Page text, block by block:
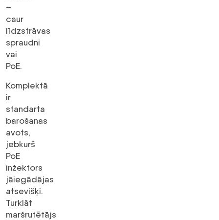
–
caur
līdzstrāvas
spraudni
vai
PoE.
Komplektā
ir
standarta
barošanas
avots,
jebkurš
PoE
inžektors
jāiegādājas
atsevišķi.
Turklāt
maršrutētājs